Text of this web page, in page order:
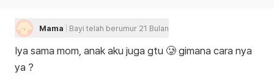
Mama Bayi telah berumur 21 Bulan
Iya sama mom, anak aku juga gtu 🥲 gimana cara nya
ya ?